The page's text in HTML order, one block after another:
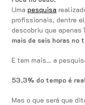
Uma pesquisa
profissionais, dentre
descobriu que apenas
mais de seis horas no
E tem mais… a
53,3% do tempo é
Mas o que será que